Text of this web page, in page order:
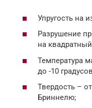
Упругость на
Разрушение
на
Температура
до -10
Твердость –
Бриннелю;